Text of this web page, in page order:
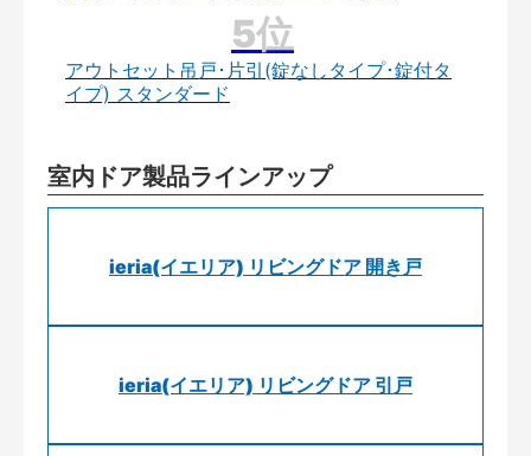
アウトセット吊戸･片引(錠なしタイプ･錠付タ
イプ) スタンダード
室内ドア製品ラインアップ
ieria(イエリア) リビングドア 開き戸
ieria(イエリア) リビングドア 引戸